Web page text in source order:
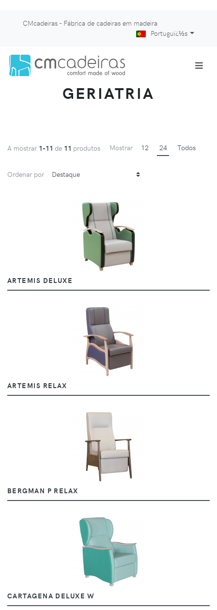
CMcadeiras - Fábrica de cadeiras em madeira
Portuguï¿½s
GERIATRIA
A mostrar 1-11 de 11 produtos Mostrar 12 24 Todos
Ordenar por
ARTEMIS DELUXE
ARTEMIS RELAX
BERGMAN P RELAX
CARTAGENA DELUXE W